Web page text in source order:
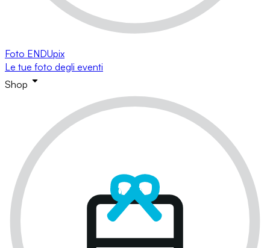
Foto ENDUpix
Le tue foto degli eventi
Shop